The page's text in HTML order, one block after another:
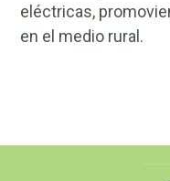
eléctricas,
en el medio rural.